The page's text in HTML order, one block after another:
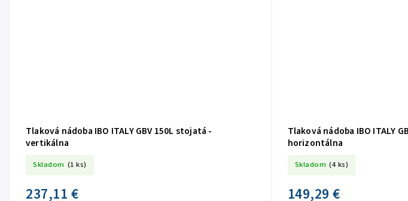
Tlaková nádoba IBO ITALY GBV 150L stojatá -
vertikálna
Skladom (1 ks)
237,11 €
Tlaková nádoba IBO ITALY
horizontálna
Skladom (4 ks)
149,29 €